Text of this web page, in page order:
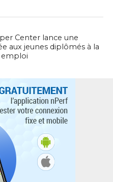
Center lance une
aux jeunes diplômés à la
emploi